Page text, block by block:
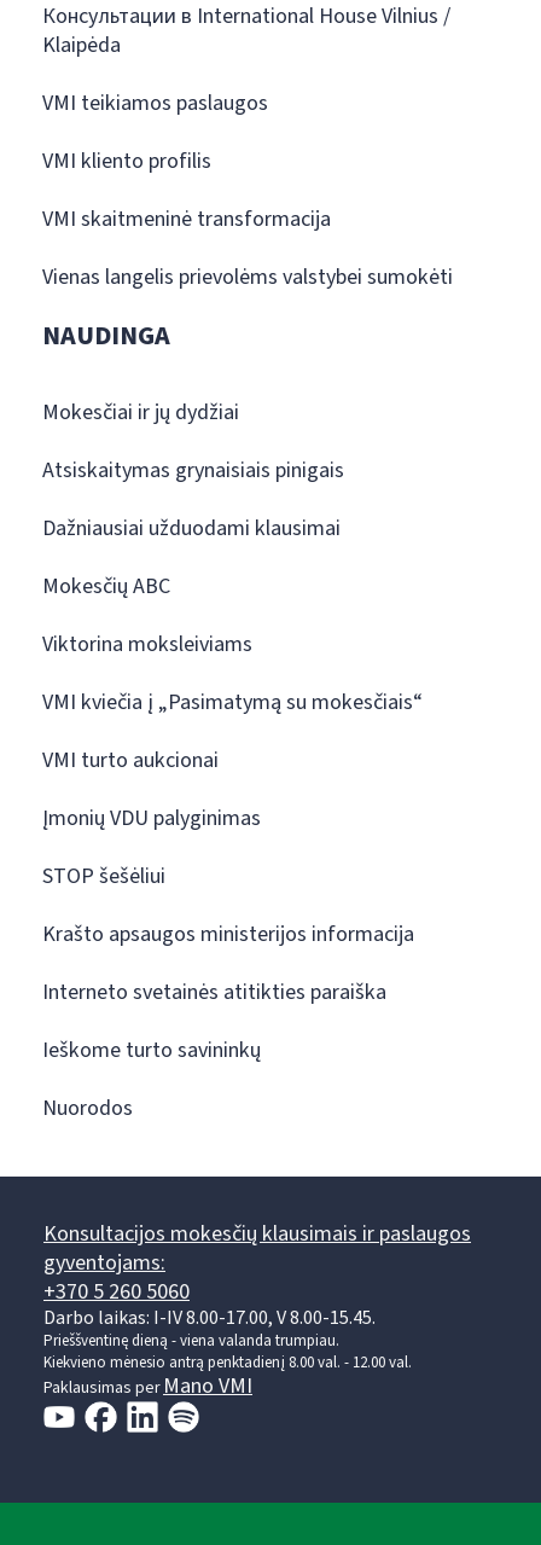
Консультации в International House Vilnius /
Klaipėda
VMI teikiamos paslaugos
VMI kliento profilis
VMI skaitmeninė transformacija
Vienas langelis prievolėms valstybei sumokėti
NAUDINGA
Mokesčiai ir jų dydžiai
Atsiskaitymas grynaisiais pinigais
Dažniausiai užduodami klausimai
Mokesčių ABC
Viktorina moksleiviams
VMI kviečia į „Pasimatymą su mokesčiais“
VMI turto aukcionai
Įmonių VDU palyginimas
STOP šešėliui
Krašto apsaugos ministerijos informacija
Interneto svetainės atitikties paraiška
Ieškome turto savininkų
Nuorodos
Konsultacijos mokesčių klausimais ir paslaugos
gyventojams:
+370 5 260 5060
Darbo laikas: I-IV 8.00-17.00, V 8.00-15.45.
Prieššventinę dieną - viena valanda trumpiau.
Kiekvieno mėnesio antrą penktadienį 8.00 val. - 12.00 val.
Paklausimas perMano VMI